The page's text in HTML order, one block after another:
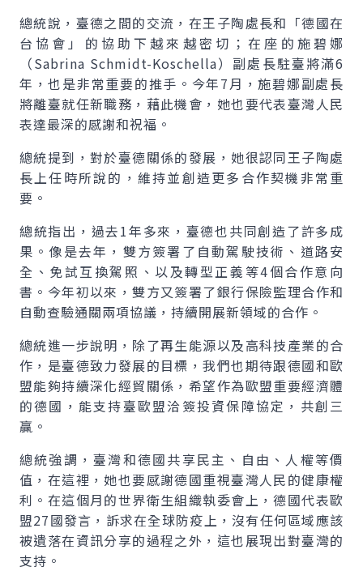
總統說，臺德之間的交流，在王子陶處長和「德國在
台協會」的協助下越來越密切；在座的施碧娜
（Sabrina Schmidt-Koschella）副處長駐臺將滿6
年，也是非常重要的推手。今年7月，施碧娜副處長
將離臺就任新職務，藉此機會，她也要代表臺灣人民
表達最深的感謝和祝福。
總統提到，對於臺德關係的發展，她很認同王子陶處
長上任時所說的，維持並創造更多合作契機非常重
要。
總統指出，過去1年多來，臺德也共同創造了許多成
果。像是去年，雙方簽署了自動駕駛技術、道路安
全、免試互換駕照、以及轉型正義等4個合作意向
書。今年初以來，雙方又簽署了銀行保險監理合作和
自動查驗通關兩項協議，持續開展新領域的合作。
總統進一步說明，除了再生能源以及高科技產業的合
作，是臺德致力發展的目標，我們也期待跟德國和歐
盟能夠持續深化經貿關係，希望作為歐盟重要經濟體
的德國，能支持臺歐盟洽簽投資保障協定，共創三
贏。
總統強調，臺灣和德國共享民主、自由、人權等價
值，在這裡，她也要感謝德國重視臺灣人民的健康權
利。在這個月的世界衛生組織執委會上，德國代表歐
盟27國發言，訴求在全球防疫上，沒有任何區域應該
被遺落在資訊分享的過程之外，這也展現出對臺灣的
支持。